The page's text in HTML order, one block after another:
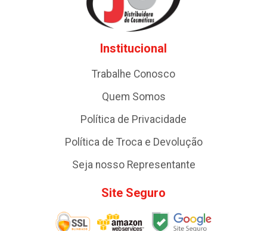
Institucional
Trabalhe Conosco
Quem Somos
Política de Privacidade
Política de Troca e Devolução
Seja nosso Representante
Site Seguro